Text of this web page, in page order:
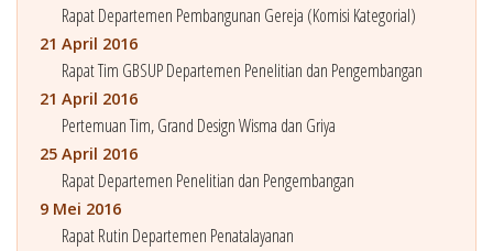
Rapat Departemen Pembangunan Gereja (Komisi Kategorial)
21 April 2016
Rapat Tim GBSUP Departemen Penelitian dan Pengembangan
21 April 2016
Pertemuan Tim, Grand Design Wisma dan Griya
25 April 2016
Rapat Departemen Penelitian dan Pengembangan
9 Mei 2016
Rapat Rutin Departemen Penatalayanan